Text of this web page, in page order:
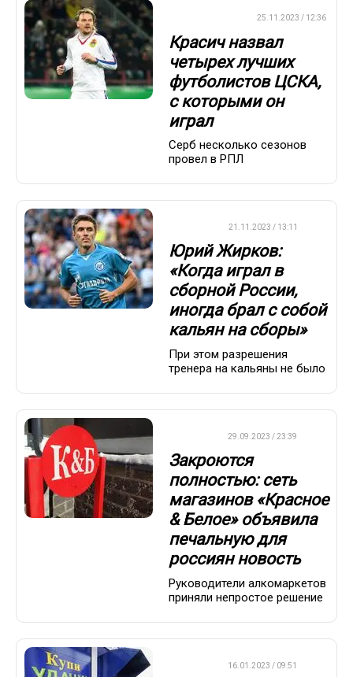
25.11.2023 / 12:36
Красич назвал
четырех лучших
футболистов ЦСКА,
с которыми он
играл
Серб несколько сезонов
провел в РПЛ
21.11.2023 / 13:11
Юрий Жирков:
«Когда играл в
сборной России,
иногда брал с собой
кальян на сборы»
При этом разрешения
тренера на кальяны не было
29.09.2023 / 23:39
Закроются
полностью: сеть
магазинов «Красное
& Белое» объявила
печальную для
россиян новость
Руководители алкомаркетов
приняли непростое решение
16.01.2023 / 09:51